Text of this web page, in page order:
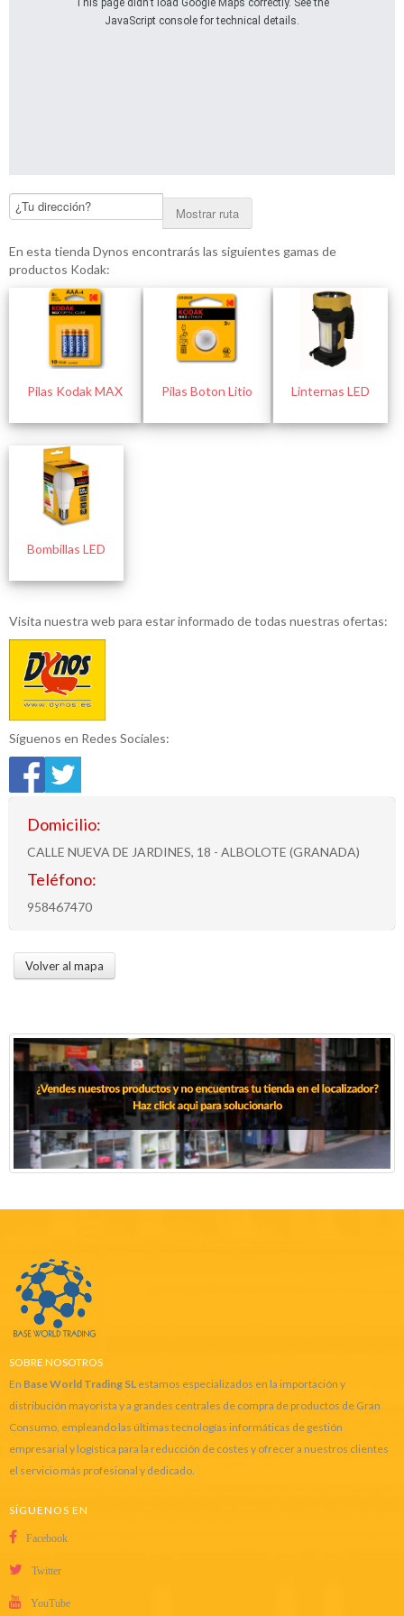
This page didn't load Google Maps correctly. See the
JavaScript console for technical details.
Mostrar ruta
En esta tienda Dynos encontrarás las siguientes gamas de
productos Kodak:
Pilas Kodak MAX Pilas Boton Litio Linternas LED
Bombillas LED
Visita nuestra web para estar informado de todas nuestras ofertas:
Síguenos en Redes Sociales:
Domicilio:
CALLE NUEVA DE JARDINES, 18 - ALBOLOTE (GRANADA)
Teléfono:
958467470
Volver al mapa
SOBRE NOSOTROS
En Base World Trading SL estamos especializados en la importación y
distribución mayorista y a grandes centrales de compra de productos de Gran
Consumo, empleando las últimas tecnologías informáticas de gestión
empresarial y logística para la reducción de costes y ofrecer a nuestros clientes
el servicio más profesional y dedicado.
SÍGUENOS EN
Facebook
Twitter
YouTube